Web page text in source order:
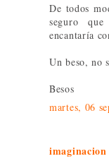
De todos
seguro
encantaría
Un beso, no
Besos
martes, 06
imaginacion